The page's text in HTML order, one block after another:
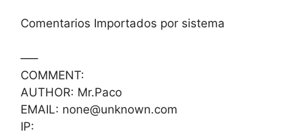
Comentarios Importados por sistema
—–
COMMENT:
AUTHOR: Mr.Paco
EMAIL: none@unknown.com
IP: